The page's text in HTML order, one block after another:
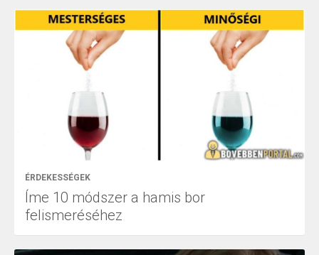
ÉRDEKESSÉGEK
Íme 10 módszer a hamis bor
felismeréséhez